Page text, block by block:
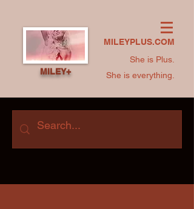
MILEYPLUS.COM
She is Plus.
She is everything.
MILEY+